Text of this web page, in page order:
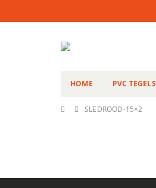
HOME PVC TEGELS
SLEDROOD-15×2